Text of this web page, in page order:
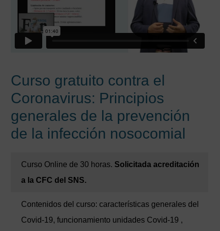
Curso gratuito contra el
Coronavirus: Principios
generales de la prevención
de la infección nosocomial
Curso Online de 30 horas. Solicitada acreditación
a la CFC del SNS.
Contenidos del curso: características generales del
Covid-19, funcionamiento unidades Covid-19 ,